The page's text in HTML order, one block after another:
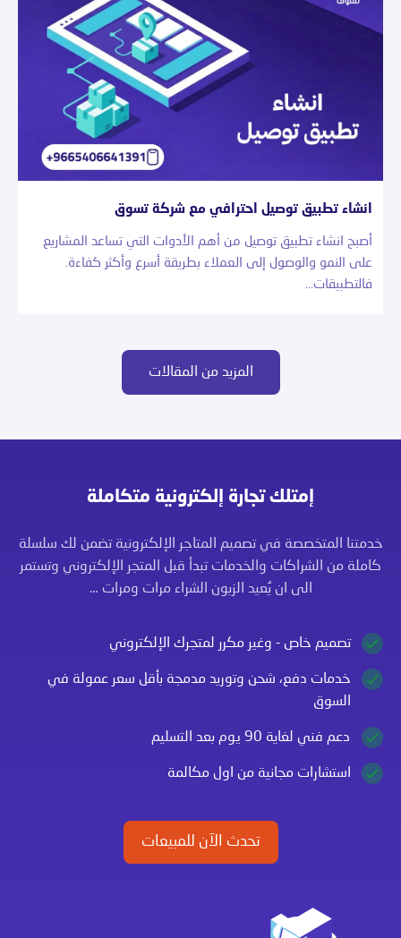
انشاء تطبيق توصيل احترافي مع شركة تسوق
أصبح انشاء تطبيق توصيل من أهم الأدوات التي تساعد المشاريع
على النمو والوصول إلى العملاء بطريقة أسرع وأكثر كفاءة.
فالتطبيقات…
المزيد من المقالات
إمتلك تجارة إلكترونية متكاملة
خدمتنا المتخصصة في تصميم المتاجر الإلكترونية تضمن لك سلسلة
كاملة من الشراكات والخدمات تبدأ قبل المتجر الإلكتروني وتستمر
الى ان يُعيد الزبون الشراء مرات ومرات …
تصميم خاص - وغير مكرر لمتجرك الإلكتروني
خدمات دفع، شحن وتوريد مدمجة بأقل سعر عمولة في
السوق
دعم فني لغاية 90 يوم بعد التسليم
استشارات مجانية من اول مكالمة
تحدث الآن للمبيعات